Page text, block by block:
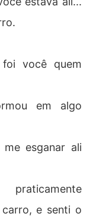
você quem
em algo
esganar ali
e senti o